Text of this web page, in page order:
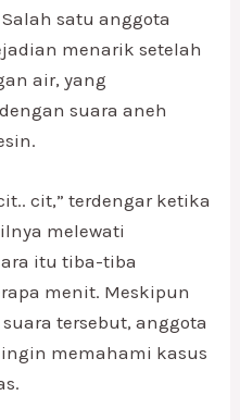
satu anggota
menarik setelah
air, yang
suara aneh
cit,” terdengar ketika
melewati
itu tiba-tiba
menit. Meskipun
tersebut, anggota
memahami kasus